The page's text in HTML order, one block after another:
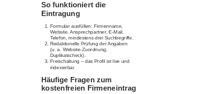
So funktioniert die
Eintragung
Formular ausfüllen: Firmenname,
Website, Ansprechpartner, E-Mail,
Telefon, mindestens drei Suchbegriffe.
Redaktionelle Prüfung der Angaben
(u. a. Website-Zuordnung,
Duplikatscheck).
Freischaltung – das Profil ist live und
indexierbar.
Häufige Fragen zum
kostenfreien Firmeneintrag